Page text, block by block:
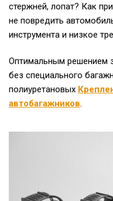
стержней, лопат? Как
не повредить
инструмента и низкое
Оптимальным решением
без специального
полиуретановых
автобагажников.